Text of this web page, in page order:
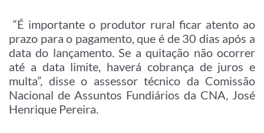
“É importante o produtor rural ficar atento ao
prazo para o pagamento, que é de 30 dias após a
data do lançamento. Se a quitação não ocorrer
até a data limite, haverá cobrança de juros e
multa”, disse o assessor técnico da Comissão
Nacional de Assuntos Fundiários da CNA, José
Henrique Pereira.